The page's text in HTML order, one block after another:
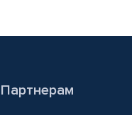
Партнерам